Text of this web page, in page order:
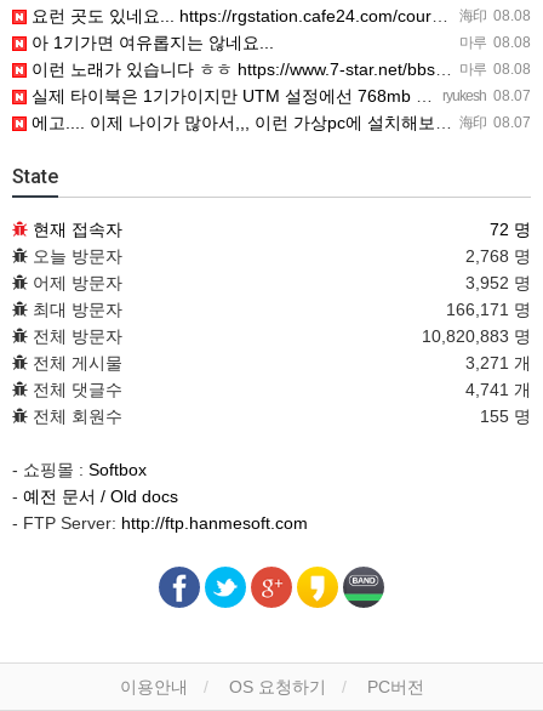
海印 08.08
요런 곳도 있네요... https://rgstation.cafe24.com/course_tip/306500
마루 08.08
아 1기가면 여유롭지는 않네요...
마루 08.08
이런 노래가 있습니다 ㅎㅎ https://www.7-star.net/bbs/board.php?bo_table…
ryukesh 08.07
실제 타이북은 1기가이지만 UTM 설정에선 768mb 입니다. 1기가나 그 보다 넘게 설정하면 UTM 에뮬레…
海印 08.07
에고.... 이제 나이가 많아서,,, 이런 가상pc에 설치해보는 것도 귀찮군요.. ㅎㅎ 날씨도 덥고.....…
State
현재 접속자
72 명
오늘 방문자
2,768 명
어제 방문자
3,952 명
최대 방문자
166,171 명
전체 방문자
10,820,883 명
전체 게시물
3,271 개
전체 댓글수
4,741 개
전체 회원수
155 명
- 쇼핑몰 : Softbox
- 예전 문서 / Old docs
- FTP Server: http://ftp.hanmesoft.com
이용안내 OS 요청하기 PC버전